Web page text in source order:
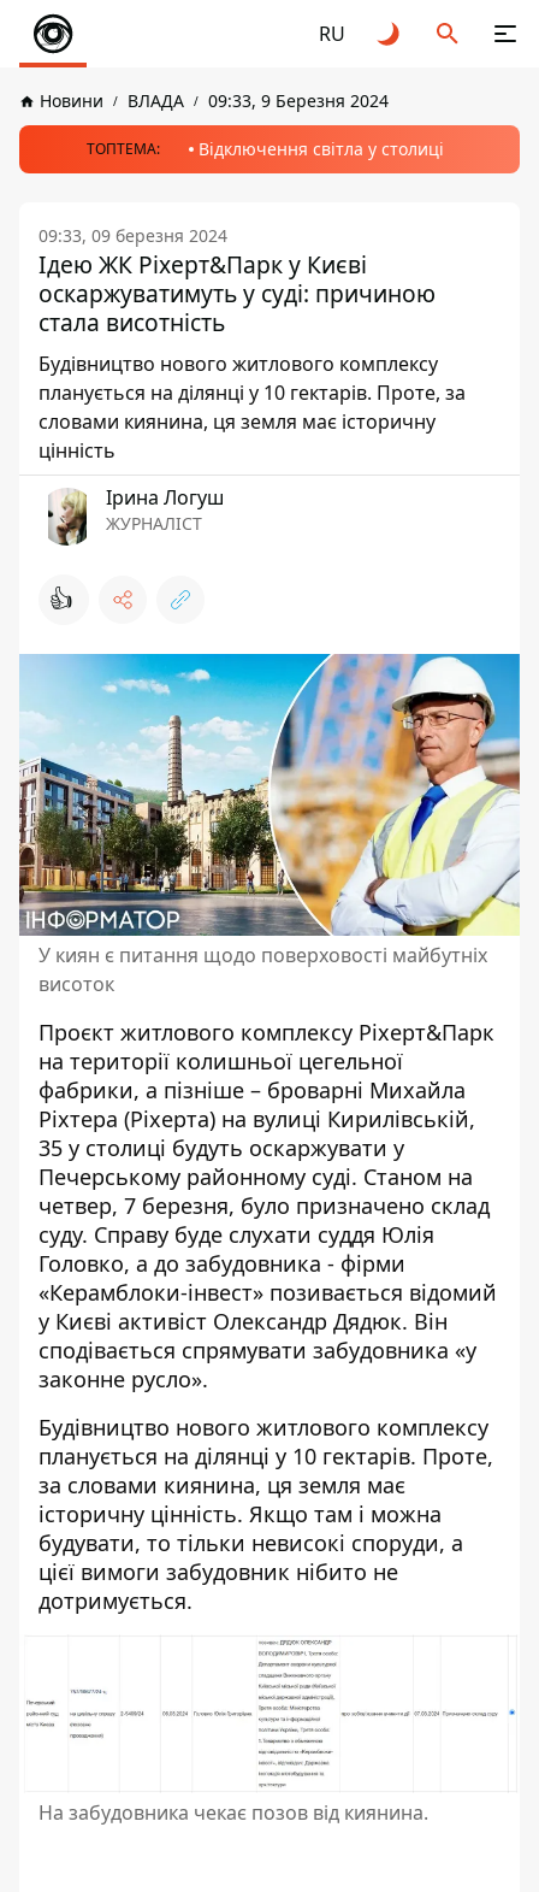
RU
Новини ВЛАДА 09:33, 9 Березня 2024
ТОПТЕМА: Відключення світла у столиці
09:33, 09 березня 2024
Ідею ЖК Ріхерт&Парк у Києві
оскаржуватимуть у суді: причиною
стала висотність
Будівництво нового житлового комплексу
планується на ділянці у 10 гектарів. Проте, за
словами киянина, ця земля має історичну
цінність
Ірина Логуш
ЖУРНАЛІСТ
👍
У киян є питання щодо поверховості майбутніх
висоток
Проєкт житлового комплексу Ріхерт&Парк
на території колишньої цегельної
фабрики, а пізніше – броварні Михайла
Ріхтера (Ріхерта) на вулиці Кирилівській,
35 у столиці будуть оскаржувати у
Печерському районному суді. Станом на
четвер, 7 березня, було призначено склад
суду. Справу буде слухати суддя Юлія
Головко, а до забудовника - фірми
«Керамблоки-інвест» позивається відомий
у Києві активіст Олександр Дядюк. Він
сподівається спрямувати забудовника «у
законне русло».
Будівництво нового житлового комплексу
планується на ділянці у 10 гектарів. Проте,
за словами киянина, ця земля має
історичну цінність. Якщо там і можна
будувати, то тільки невисокі споруди, а
цієї вимоги забудовник нібито не
дотримується.
На забудовника чекає позов від киянина.